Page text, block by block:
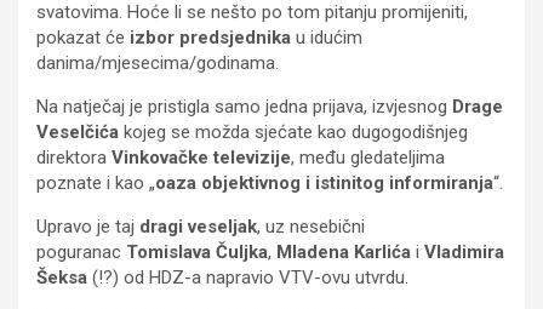
svatovima. Hoće li se nešto po tom pitanju promijeniti,
pokazat će izbor predsjednika u idućim
danima/mjesecima/godinama.
Na natječaj je pristigla samo jedna prijava, izvjesnog Drage
Veselčića kojeg se možda sjećate kao dugogodišnjeg
direktora Vinkovačke televizije, među gledateljima
poznate i kao „oaza objektivnog i istinitog informiranja“.
Upravo je taj dragi veseljak, uz nesebični
poguranac Tomislava Čuljka, Mladena Karlića i Vladimira
Šeksa (!?) od HDZ-a napravio VTV-ovu utvrdu.